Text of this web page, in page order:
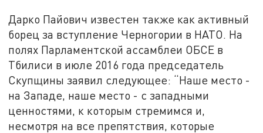
Дарко Пайович известен также как активный
борец за вступление Черногории в НАТО. На
полях Парламентской ассамблеи ОБСЕ в
Тбилиси в июле 2016 года председатель
Скупщины заявил следующее: “Наше место -
на Западе, наше место - с западными
ценностями, к которым стремимся и,
несмотря на все препятствия, которые